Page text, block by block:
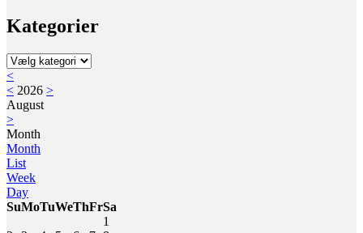
Kategorier
Kategorier
<
< 2026 >
August
>
Month
Month
List
Week
Day
SuMoTuWeThFrSa
1